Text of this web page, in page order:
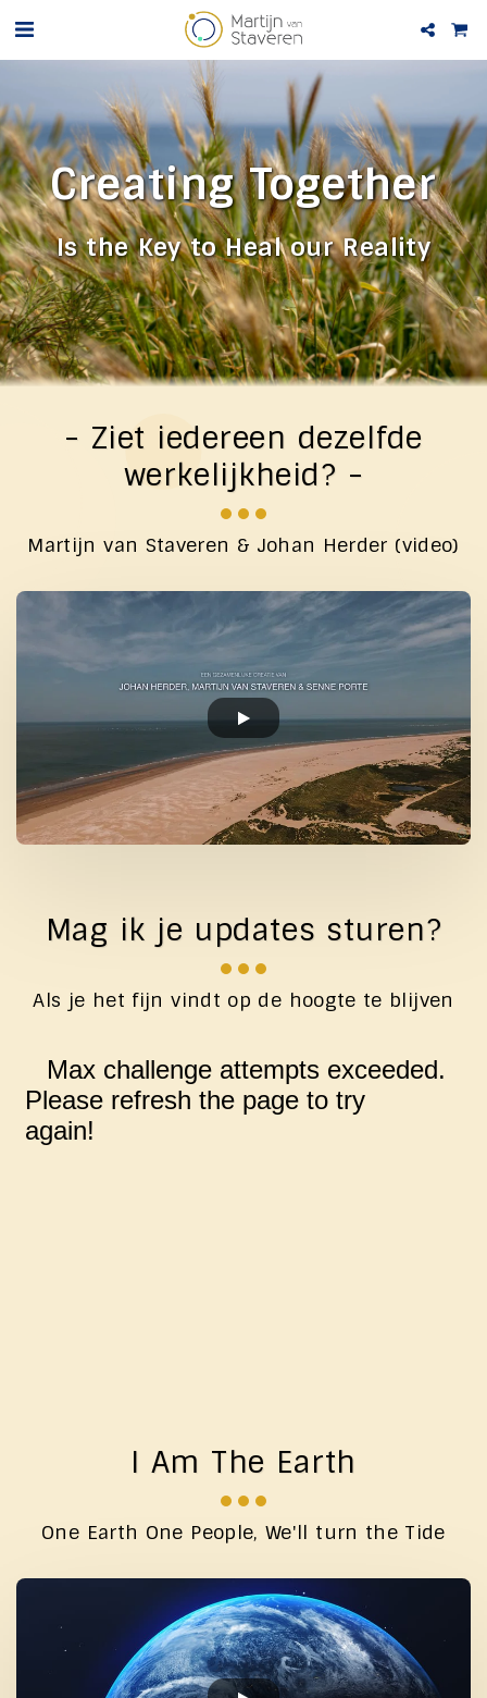
Creating Together
Is the Key to Heal our Reality
- Ziet iedereen dezelfde
werkelijkheid? -
Martijn van Staveren & Johan Herder (video)
Mag ik je updates sturen?
Als je het fijn vindt op de hoogte te blijven
I Am The Earth
One Earth One People, We'll turn the Tide